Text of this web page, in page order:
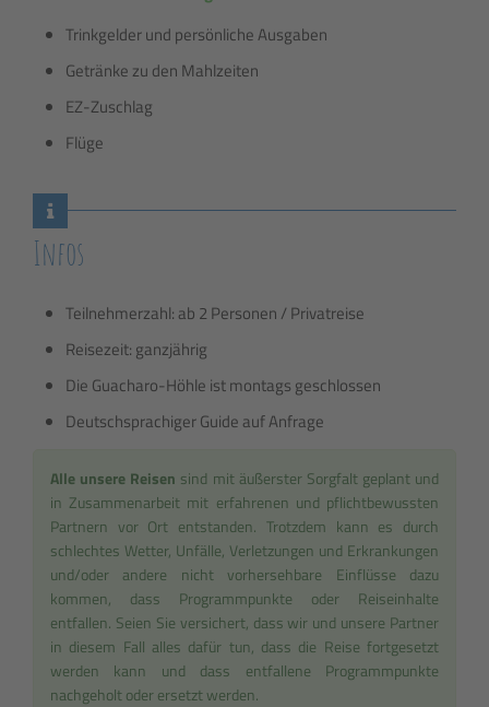
Trinkgelder und persönliche Ausgaben
Getränke zu den Mahlzeiten
EZ-Zuschlag
Flüge
Infos
Teilnehmerzahl: ab 2 Personen / Privatreise
Reisezeit: ganzjährig
Die Guacharo-Höhle ist montags geschlossen
Deutschsprachiger Guide auf Anfrage
Alle unsere Reisen sind mit äußerster Sorgfalt geplant und
in Zusammenarbeit mit erfahrenen und pflichtbewussten
Partnern vor Ort entstanden. Trotzdem kann es durch
schlechtes Wetter, Unfälle, Verletzungen und Erkrankungen
und/oder andere nicht vorhersehbare Einflüsse dazu
kommen, dass Programmpunkte oder Reiseinhalte
entfallen. Seien Sie versichert, dass wir und unsere Partner
in diesem Fall alles dafür tun, dass die Reise fortgesetzt
werden kann und dass entfallene Programmpunkte
nachgeholt oder ersetzt werden.